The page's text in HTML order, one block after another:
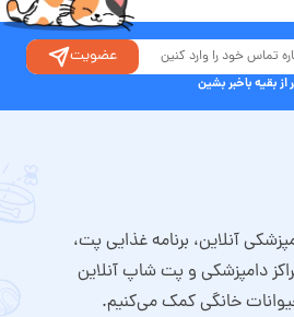
بقیه باخبر بشین
عضویت
آنلاین، برنامه غذایی پت،
دامپزشکی و پت شاپ آنلاین
خانگی کمک می‌کنیم.